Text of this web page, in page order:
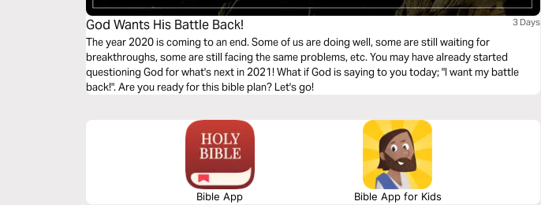
God Wants His Battle Back! 3 Days
The year 2020 is coming to an end. Some of us are doing well, some are still waiting for
breakthroughs, some are still facing the same problems, etc. You may have already started
questioning God for what's next in 2021! What if God is saying to you today; "I want my battle
back!". Are you ready for this bible plan? Let's go!
Bible App Bible App for Kids